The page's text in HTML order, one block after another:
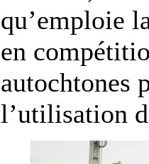
qu’emploie
en
autochtones
l’utilisation